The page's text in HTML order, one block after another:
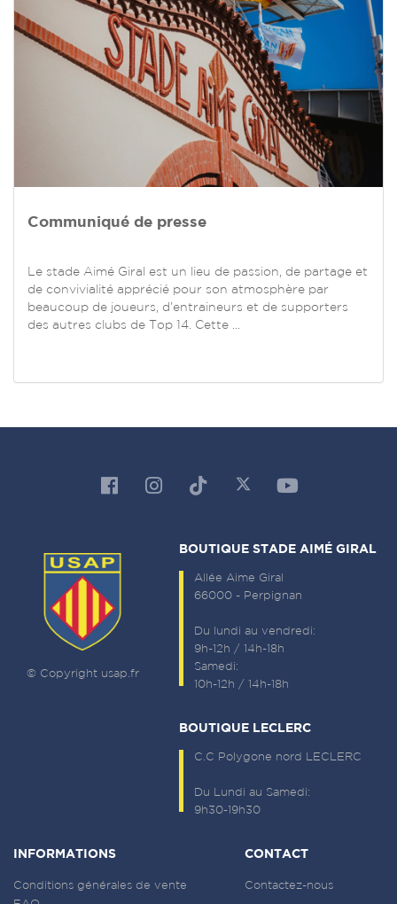
Communiqué de presse
Le stade Aimé Giral est un lieu de passion, de partage et
de convivialité apprécié pour son atmosphère par
beaucoup de joueurs, d’entraineurs et de supporters
des autres clubs de Top 14. Cette ...
© Copyright usap.fr
BOUTIQUE STADE AIMÉ GIRAL
Allée Aime Giral
66000 - Perpignan
Du lundi au vendredi:
9h-12h / 14h-18h
Samedi:
10h-12h / 14h-18h
BOUTIQUE LECLERC
C.C Polygone nord LECLERC
Du Lundi au Samedi:
9h30-19h30
INFORMATIONS
Conditions générales de vente
CONTACT
Contactez-nous